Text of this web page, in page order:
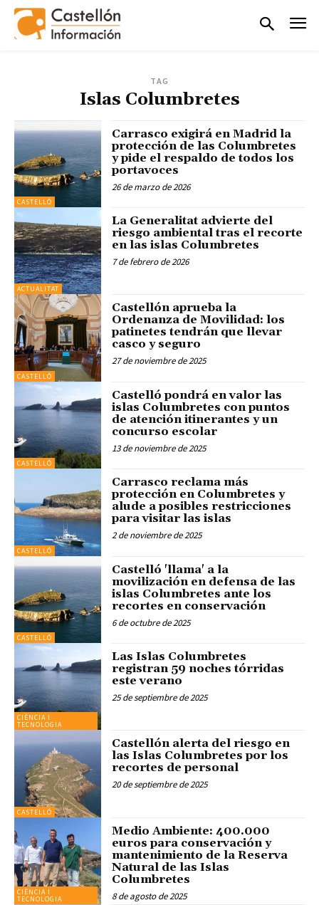
TAG
Islas Columbretes
CASTELLÓ
Carrasco exigirá en Madrid la
protección de las Columbretes
y pide el respaldo de todos los
portavoces
26 de marzo de 2026
ACTUALITAT
La Generalitat advierte del
riesgo ambiental tras el recorte
en las islas Columbretes
7 de febrero de 2026
CASTELLÓ
Castellón aprueba la
Ordenanza de Movilidad: los
patinetes tendrán que llevar
casco y seguro
27 de noviembre de 2025
CASTELLÓ
Castelló pondrá en valor las
islas Columbretes con puntos
de atención itinerantes y un
concurso escolar
13 de noviembre de 2025
CASTELLÓ
Carrasco reclama más
protección en Columbretes y
alude a posibles restricciones
para visitar las islas
2 de noviembre de 2025
CASTELLÓ
Castelló 'llama' a la
movilización en defensa de las
islas Columbretes ante los
recortes en conservación
6 de octubre de 2025
CIÈNCIA I
TECNOLOGIA
Las Islas Columbretes
registran 59 noches tórridas
este verano
25 de septiembre de 2025
CASTELLÓ
Castellón alerta del riesgo en
las Islas Columbretes por los
recortes de personal
20 de septiembre de 2025
CIÈNCIA I
TECNOLOGIA
Medio Ambiente: 400.000
euros para conservación y
mantenimiento de la Reserva
Natural de las Islas
Columbretes
8 de agosto de 2025